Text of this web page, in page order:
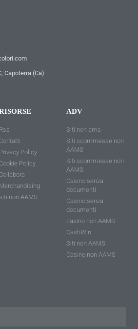
Capoterra (Ca)
Rss
Contatti
Privacy Policy
Cookie Policy
Collabora
Merchandising
siti non AAMS
ADV
Siti non ams
Siti scommesse non
AAMS
Siti scommesse non
AAMS
Casino senza
documenti
Casino senza
documenti
casino non AAMS
CashWin
Siti non AAMS
Casino non AAMS